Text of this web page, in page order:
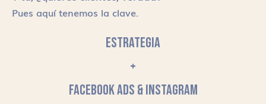
Pues aquí tenemos la clave.
ESTRATEGIA
+
FACEBOOK ADS & INSTAGRAM